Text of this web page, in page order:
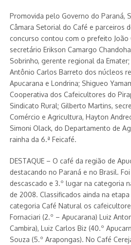
Promovida pelo Governo do Paraná,
Câmara Setorial do Café e parceiros
concurso contou com o prefeito João
secretário Erikson Camargo
Sobrinho, gerente regional da
Antônio Carlos Barreto dos núcleos
Apucarana e Londrina; Shigueo
Cooperativa dos Cafeicultores do
Sindicato Rural; Gilberto Martins,
Comércio e Agricultura, Hayton
Simoni Olack, do Departamento de
rainha da 6.ª Feicafé.
DESTAQUE – O café da região de
destacando no Paraná e no Brasil.
descascado e 3.º lugar na categoria
de 2008. Classificados ainda na
categoria Café Natural os
Fornaciari (2.º – Apucarana) Luiz
Cambira), Luiz Carlos Biz (40.º
Souza (5.º Arapongas). No Café